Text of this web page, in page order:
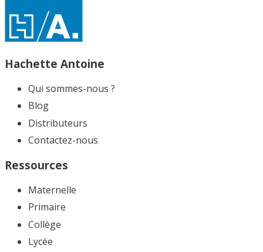
Hachette Antoine
Qui sommes-nous ?
Blog
Distributeurs
Contactez-nous
Ressources
Maternelle
Primaire
Collège
Lycée